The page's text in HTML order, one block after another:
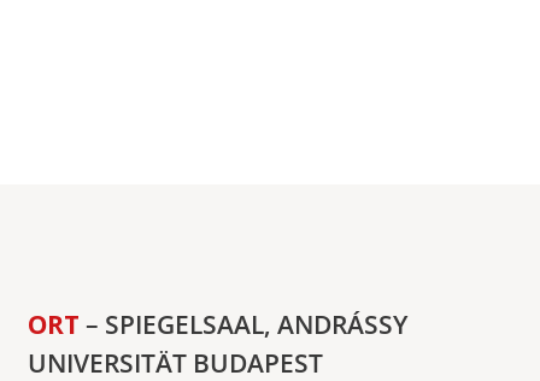
ORT – SPIEGELSAAL, ANDRÁSSY
UNIVERSITÄT BUDAPEST